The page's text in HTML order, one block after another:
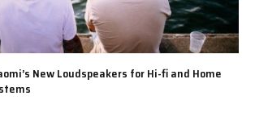
New Loudspeakers for Hi-fi and Home